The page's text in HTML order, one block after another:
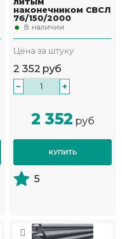
наконечником СВСЛ
76/150/2000
В наличии
Цена за штуку
2 352 руб
− +
2 352 руб
КУПИТЬ
5